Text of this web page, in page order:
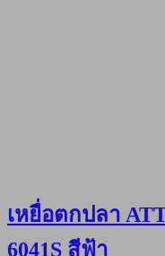
เหยื่อตกปลา
6041S สีฟ้า